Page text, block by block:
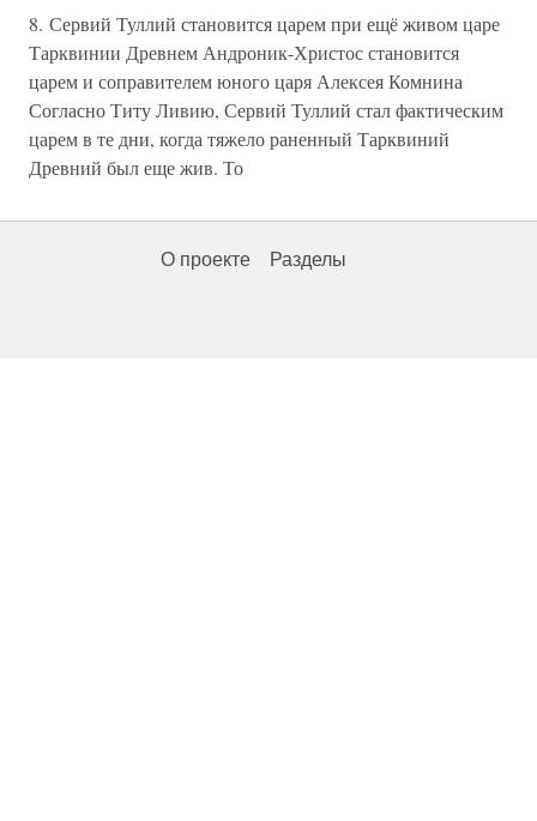
8. Сервий Туллий становится царем при ещё живом царе
Тарквинии Древнем Андроник-Христос становится
царем и соправителем юного царя Алексея Комнина
Согласно Титу Ливию, Сервий Туллий стал фактическим
царем в те дни, когда тяжело раненный Тарквиний
Древний был еще жив. То
О проекте Разделы